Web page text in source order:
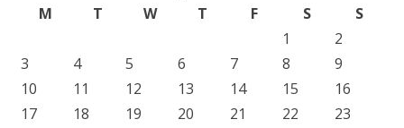
M
T W T F S
S
1
2
3
4 5 6 7 8
9
10
11 12 13 14 15
16
17
18 19 20 21 22
23